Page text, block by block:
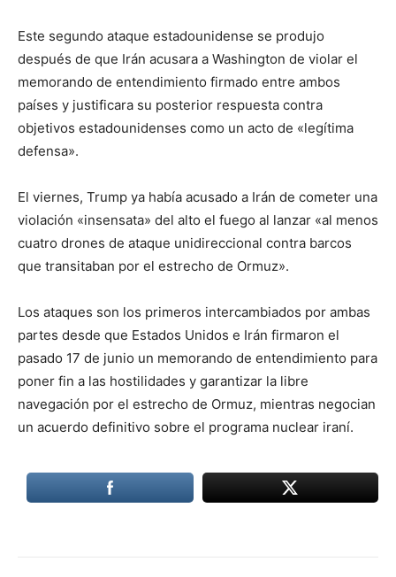
Este segundo ataque estadounidense se produjo
después de que Irán acusara a Washington de violar el
memorando de entendimiento firmado entre ambos
países y justificara su posterior respuesta contra
objetivos estadounidenses como un acto de «legítima
defensa».
El viernes, Trump ya había acusado a Irán de cometer una
violación «insensata» del alto el fuego al lanzar «al menos
cuatro drones de ataque unidireccional contra barcos
que transitaban por el estrecho de Ormuz».
Los ataques son los primeros intercambiados por ambas
partes desde que Estados Unidos e Irán firmaron el
pasado 17 de junio un memorando de entendimiento para
poner fin a las hostilidades y garantizar la libre
navegación por el estrecho de Ormuz, mientras negocian
un acuerdo definitivo sobre el programa nuclear iraní.